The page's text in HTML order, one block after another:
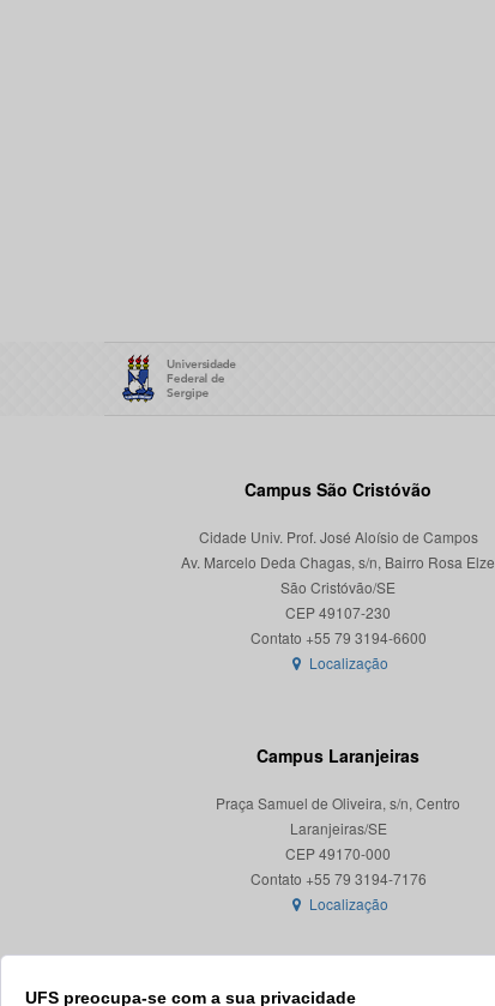
UFS preocupa-se com a sua privacidade
Campus São Cristóvão
Cidade Univ. Prof. José Aloísio de Campos
Av. Marcelo Deda Chagas, s/n, Bairro Rosa Elze
São Cristóvão/SE
CEP 49107-230
Localização
Campus Laranjeiras
Praça Samuel de Oliveira, s/n, Centro
Laranjeiras/SE
CEP 49170-000
Localização